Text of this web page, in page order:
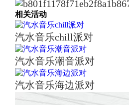
相关活动
汽水音乐chill派对
汽水音乐潮音派对
汽水音乐海边派对